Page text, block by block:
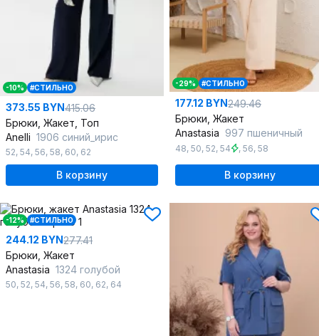
-10% #СТИЛЬНО
373.55 BYN415.06
Брюки, Жакет, Топ
Anelli 1906 синий_ирис
52, 54, 56, 58, 60, 62
В корзину
-29% #СТИЛЬНО
177.12 BYN249.46
Брюки, Жакет
Anastasia 997 пшеничный
48, 50, 52, 54 , 56, 58
В корзину
-12% #СТИЛЬНО
244.12 BYN277.41
Брюки, Жакет
Anastasia 1324 голубой
50, 52, 54, 56, 58, 60, 62, 64